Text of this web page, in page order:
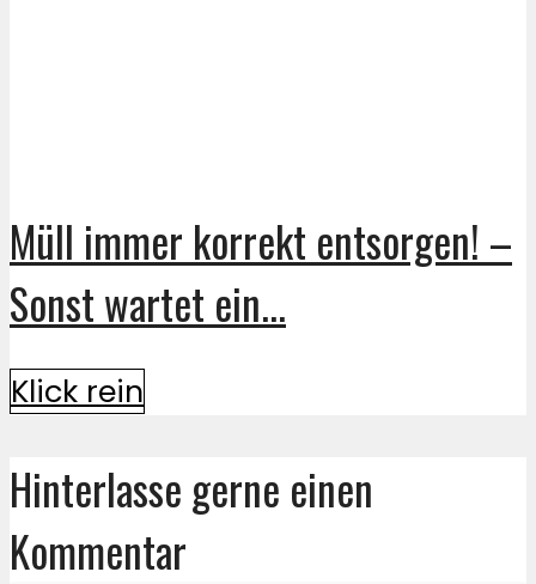
Müll immer korrekt entsorgen! –
Sonst wartet ein...
Klick rein
Hinterlasse gerne einen
Kommentar